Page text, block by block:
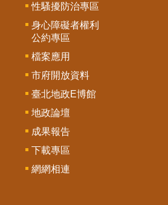
性騷擾防治專區
身心障礙者權利
公約專區
檔案應用
市府開放資料
臺北地政E博館
地政論壇
成果報告
下載專區
網網相連